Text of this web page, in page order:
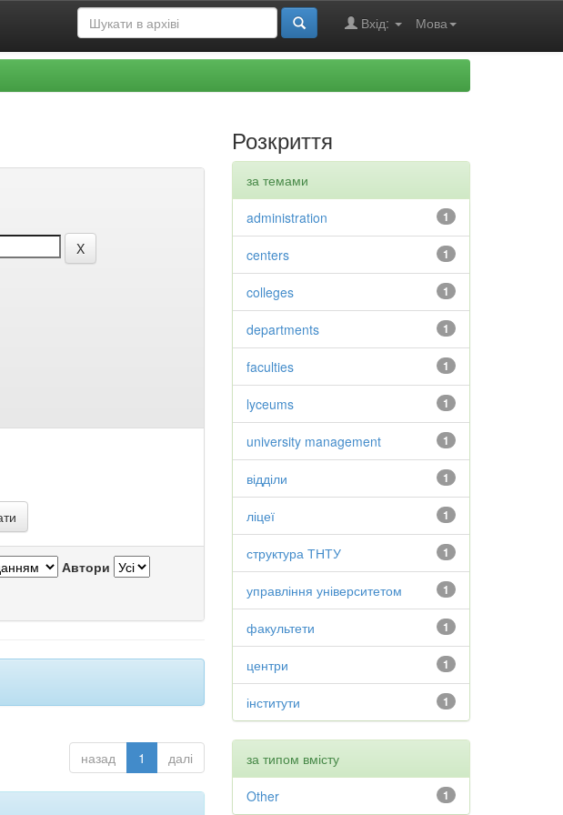
Мова
Вхід:
Автори
назад 1 далі
Розкриття
за темами
1
administration
1
centers
1
colleges
1
departments
1
faculties
1
lyceums
1
university management
1
відділи
1
ліцеї
1
структура ТНТУ
1
управління університетом
1
факультети
1
центри
1
інститути
за типом вмісту
1
Other